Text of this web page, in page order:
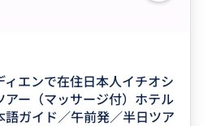
エンで在住日本人イチオシ
アー（マッサージ付）ホテル
語ガイド／午前発／半日ツア